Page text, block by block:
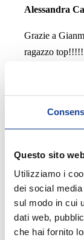
Questo sito
Utilizziamo i
dei social
sul modo in cui
dati web,
che hai fornito
Alessandra
Grazie a
ragazzo
Alex
Ottimi prezzi